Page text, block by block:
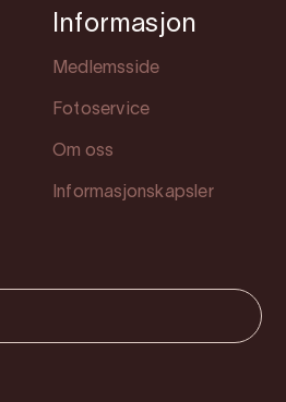
Informasjon
Medlemsside
Fotoservice
Om oss
Informasjonskapsler